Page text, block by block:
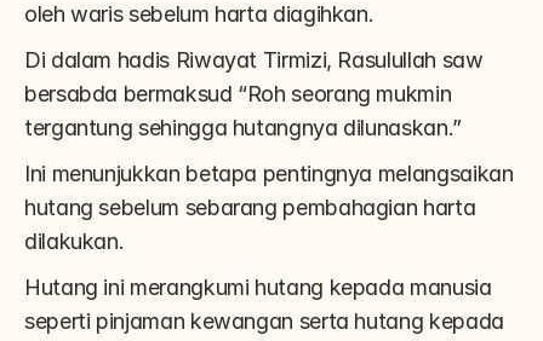
oleh waris sebelum harta diagihkan.
Di dalam hadis Riwayat Tirmizi, Rasulullah saw
bersabda bermaksud “Roh seorang mukmin
tergantung sehingga hutangnya dilunaskan.”
Ini menunjukkan betapa pentingnya melangsaikan
hutang sebelum sebarang pembahagian harta
dilakukan.
Hutang ini merangkumi hutang kepada manusia
seperti pinjaman kewangan serta hutang kepada